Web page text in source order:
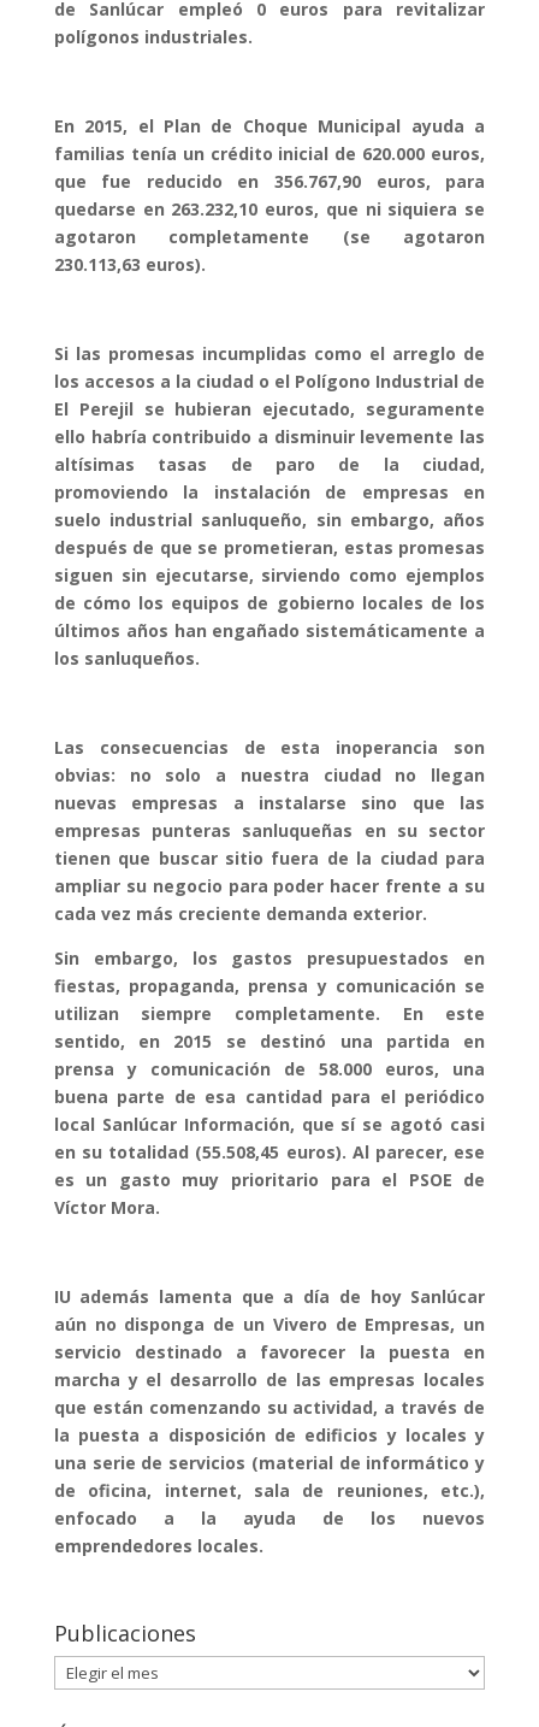
de Sanlúcar empleó 0 euros para revitalizar
polígonos industriales.
En 2015, el Plan de Choque Municipal ayuda a
familias tenía un crédito inicial de 620.000 euros,
que fue reducido en 356.767,90 euros, para
quedarse en 263.232,10 euros, que ni siquiera se
agotaron completamente (se agotaron
230.113,63 euros).
Si las promesas incumplidas como el arreglo de
los accesos a la ciudad o el Polígono Industrial de
El Perejil se hubieran ejecutado, seguramente
ello habría contribuido a disminuir levemente las
altísimas tasas de paro de la ciudad,
promoviendo la instalación de empresas en
suelo industrial sanluqueño, sin embargo, años
después de que se prometieran, estas promesas
siguen sin ejecutarse, sirviendo como ejemplos
de cómo los equipos de gobierno locales de los
últimos años han engañado sistemáticamente a
los sanluqueños.
Las consecuencias de esta inoperancia son
obvias: no solo a nuestra ciudad no llegan
nuevas empresas a instalarse sino que las
empresas punteras sanluqueñas en su sector
tienen que buscar sitio fuera de la ciudad para
ampliar su negocio para poder hacer frente a su
cada vez más creciente demanda exterior.
Sin embargo, los gastos presupuestados en
fiestas, propaganda, prensa y comunicación se
utilizan siempre completamente. En este
sentido, en 2015 se destinó una partida en
prensa y comunicación de 58.000 euros, una
buena parte de esa cantidad para el periódico
local Sanlúcar Información, que sí se agotó casi
en su totalidad (55.508,45 euros). Al parecer, ese
es un gasto muy prioritario para el PSOE de
Víctor Mora.
IU además lamenta que a día de hoy Sanlúcar
aún no disponga de un Vivero de Empresas, un
servicio destinado a favorecer la puesta en
marcha y el desarrollo de las empresas locales
que están comenzando su actividad, a través de
la puesta a disposición de edificios y locales y
una serie de servicios (material de informático y
de oficina, internet, sala de reuniones, etc.),
enfocado a la ayuda de los nuevos
emprendedores locales.
Publicaciones
Publicaciones